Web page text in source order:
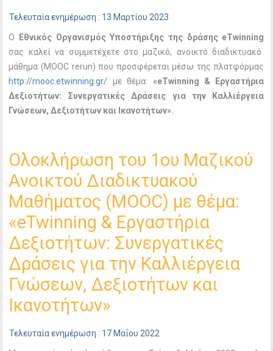
Τελευταία ενημέρωση : 13 Μαρτίου 2023
Ο
Εθνικός Οργανισμός Υποστήριξης της δράσης eTwinning
σας καλεί να συμμετέχετε στο μαζικό, ανοικτό διαδικτυακό
μάθημα (MOOC rerun) που προσφέρεται μέσω της πλατφόρμας
http://mooc.etwinning.gr/ με θέμα: «eTwinning & Εργαστήρια
Δεξιοτήτων: Συνεργατικές Δράσεις για την Καλλιέργεια
Γνώσεων, Δεξιοτήτων και Ικανοτήτων».
Ολοκλήρωση του 1ου Μαζικού
Ανοικτού Διαδικτυακού
Μαθήματος (ΜΟΟC) με θέμα:
«eTwinning & Εργαστήρια
Δεξιοτήτων: Συνεργατικές
Δράσεις για την Καλλιέργεια
Γνώσεων, Δεξιοτήτων και
Ικανοτήτων»
Τελευταία ενημέρωση : 17 Μαΐου 2022